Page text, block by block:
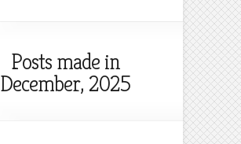
Posts made in
December, 2025